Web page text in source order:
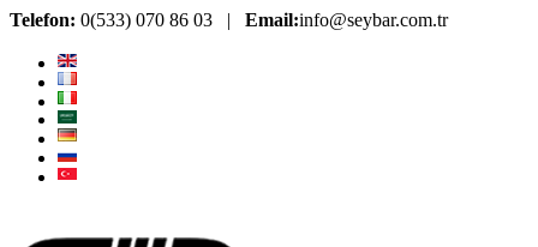
Telefon: 0(533) 070 86 03 | Email:info@seybar.com.tr